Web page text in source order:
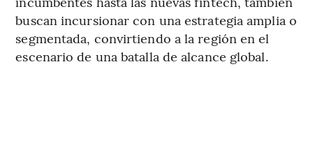
buscan incursionar con una estrategia amplia o
segmentada, convirtiendo a la región en el
escenario de una batalla de alcance global.